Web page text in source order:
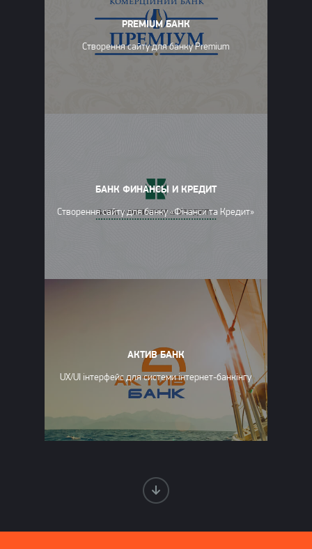
PREMIUM БАНК
Створення сайту для банку Premium
БАНК ФИНАНСЫ И КРЕДИТ
Створення сайту для банку «Фінанси та Кредит»
АКТИВ БАНК
UX/UI інтерфейс для системи інтернет-банкінгу